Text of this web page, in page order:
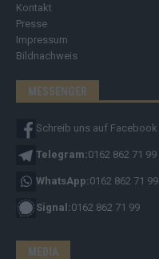
Kontakt
Presse
Impressum
Bildnachweis
MESSENGER
Schreib uns auf Facebook
Telegram:0162 862 71 99
WhatsApp:0162 862 71 99
Signal:0162 862 71 99
MEDIA